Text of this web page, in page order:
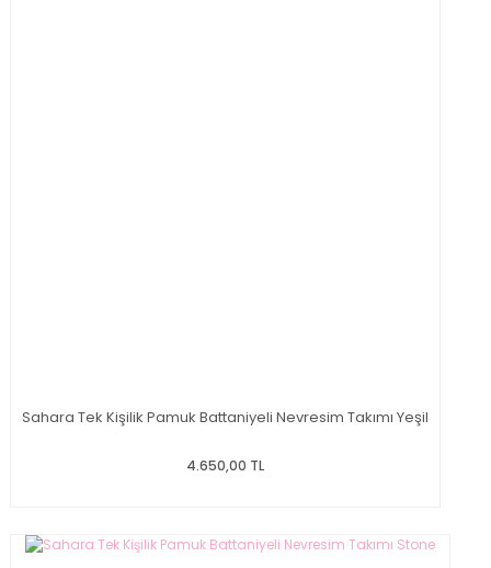
Sahara Tek Kişilik Pamuk Battaniyeli Nevresim Takımı Yeşil
4.650,00 TL